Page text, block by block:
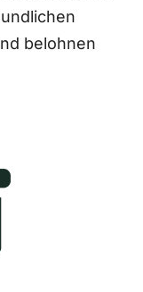
belohnen